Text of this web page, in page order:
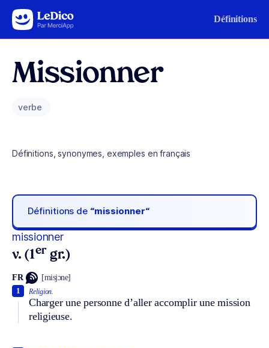
Aller au contenu Définitions
Missionner
verbe
Définitions, synonymes, exemples en français
Définitions de “missionner“
missionner
v. (1er gr.)
FR [misjɔne]
Religion.
Charger une personne d’aller accomplir une mission
religieuse.
1